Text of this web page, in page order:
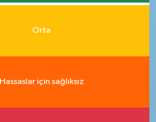
Orta
Hassaslar için sağlıksız